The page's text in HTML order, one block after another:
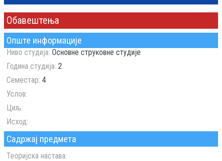
Опште информације
Ниво студија: Основне струковне студије
Година студија: 2
Семестар: 4
Услов:
Циљ:
Исход:
Садржај предмета
Теоријска настава:
Обавештења